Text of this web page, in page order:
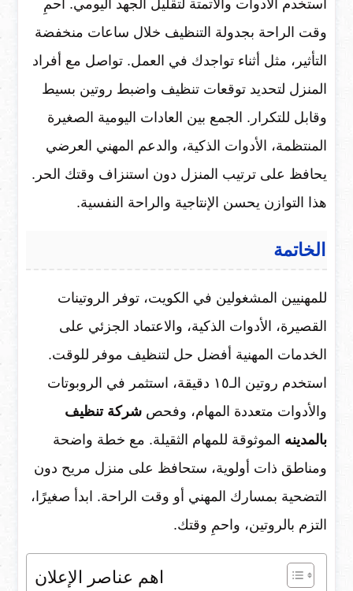
استخدم الأدوات والأتمتة لتقليل الجهد اليومي. احمِ
وقت الراحة بجدولة التنظيف خلال ساعات منخفضة
التأثير، مثل أثناء تواجدك في العمل. تواصل مع أفراد
المنزل لتحديد توقعات تنظيف واضبط روتين بسيط
وقابل للتكرار. الجمع بين العادات اليومية الصغيرة
المنتظمة، الأدوات الذكية، والدعم المهني العرضي
يحافظ على ترتيب المنزل دون استنزاف وقتك الحر.
هذا التوازن يحسن الإنتاجية والراحة النفسية.
الخاتمة
للمهنيين المشغولين في الكويت، توفر الروتينات
القصيرة، الأدوات الذكية، والاعتماد الجزئي على
الخدمات المهنية أفضل حل لتنظيف موفر للوقت.
استخدم روتين الـ١٥ دقيقة، استثمر في الروبوتات
والأدوات متعددة المهام، وفحص شركة تنظيف
بالمدينه الموثوقة للمهام الثقيلة. مع خطة واضحة
ومناطق ذات أولوية، ستحافظ على منزل مريح دون
التضحية بمسارك المهني أو وقت الراحة. ابدأ صغيرًا،
التزم بالروتين، واحمِ وقتك.
اهم عناصر الإعلان